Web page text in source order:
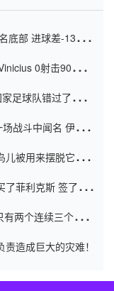
底部 进球差-13令人
0射击90分钟
足球队错过了世界
战斗中闻名 伊万放
儿被用来摆脱它
了菲利克斯 签了7年
两个连续三个连续
造成巨大的灾难！